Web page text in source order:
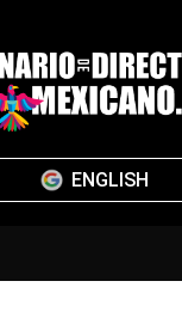
ENGLISH